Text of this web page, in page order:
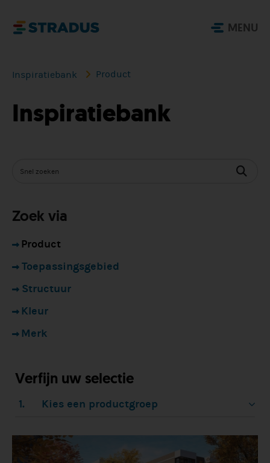
MENU
Inspiratiebank Product
Inspiratiebank
Zoek via
Product
Toepassingsgebied
Structuur
Kleur
Merk
Verfijn uw selectie
1. Kies een productgroep